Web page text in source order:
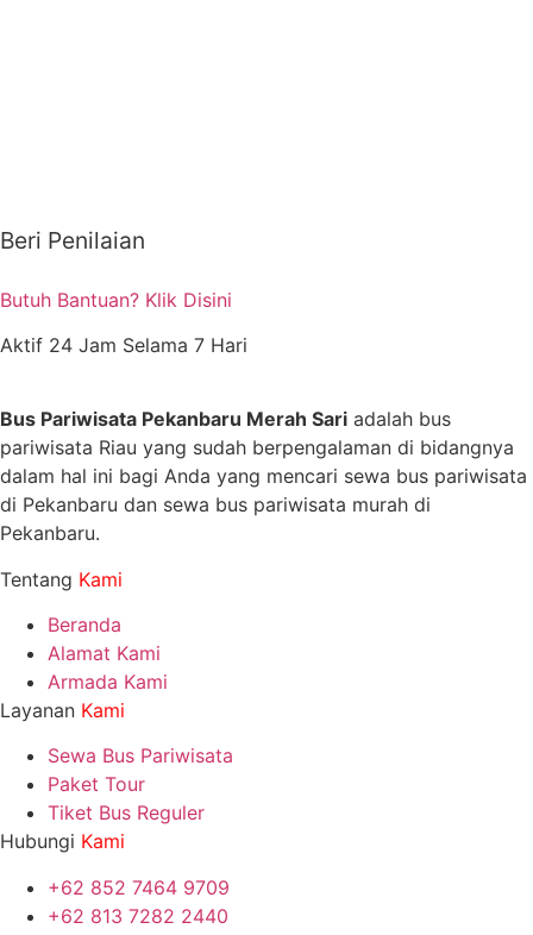
Beri Penilaian
Butuh Bantuan? Klik Disini
Aktif 24 Jam Selama 7 Hari
Bus Pariwisata Pekanbaru Merah Sari adalah bus
pariwisata Riau yang sudah berpengalaman di bidangnya
dalam hal ini bagi Anda yang mencari sewa bus pariwisata
di Pekanbaru dan sewa bus pariwisata murah di
Pekanbaru.
Tentang Kami
Beranda
Alamat Kami
Armada Kami
Layanan Kami
Sewa Bus Pariwisata
Paket Tour
Tiket Bus Reguler
Hubungi Kami
+62 852 7464 9709
+62 813 7282 2440